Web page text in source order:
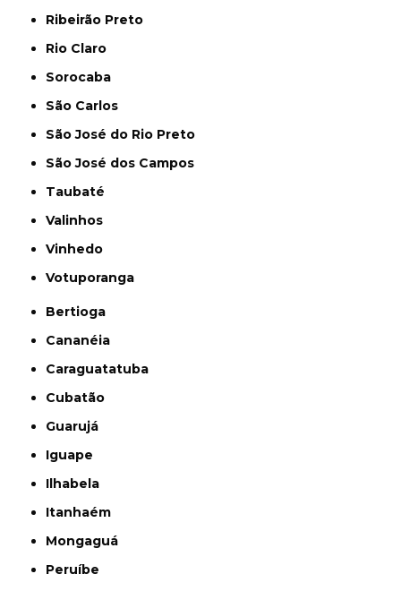
Ribeirão Preto
Rio Claro
Sorocaba
São Carlos
São José do Rio Preto
São José dos Campos
Taubaté
Valinhos
Vinhedo
Votuporanga
Bertioga
Cananéia
Caraguatatuba
Cubatão
Guarujá
Iguape
Ilhabela
Itanhaém
Mongaguá
Peruíbe